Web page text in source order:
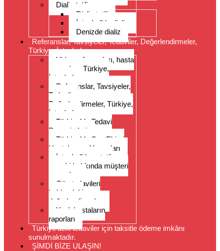
Dializ tatili
Dializ tatili
İstanbul’da dializ
Denizde dializ
Referanslar, Tavsiyeler, Tedaviler, Değerlendirmeler,
Türkiye, İstanbul
Video referansları, hasta
yorumları, Türkiye,
İstanbul
Referanslar, Tavsiyeler,
Tedaviler,
Değerlendirmeler, Türkiye,
İstanbul
Türkiye’de Tedavi
Deneyimleri
Türkiye’de Saç Ekimi
Hastalarının Yorumları
İstanbul’da estetik
cerrahi hakkında müşteri
yorumları
Göz tedavileri
hakkındaki
değerlendirmeler
Yaşlı hastaların
raporları
Türkiye’deki tedaviler için taksitle ödeme imkânı
sunulmaktadır.
ŞİMDİ BİZE ULAŞIN!